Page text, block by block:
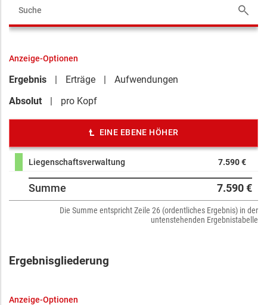
Anzeige-Optionen
Ergebnis Erträge
Aufwendungen
Absolut
pro Kopf
EINE EBENE HÖHER
Liegenschaftsverwaltung 7.590 €
Summe 7.590 €
Die Summe entspricht Zeile 26 (ordentliches Ergebnis) in der
untenstehenden Ergebnistabelle
Ergebnisgliederung
Anzeige-Optionen